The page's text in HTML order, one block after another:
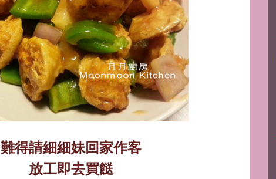
難得請細細妹回家作客
放工即去買餸